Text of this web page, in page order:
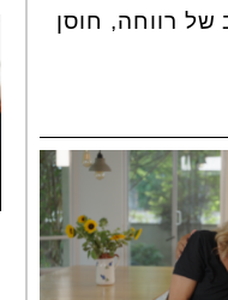
של רווחה, חוסן